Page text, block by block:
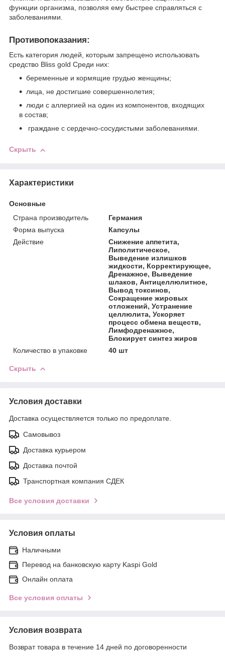
функции организма, позволяя ему быстрее справляться с
заболеваниями.
Противопоказания:
Есть категория людей, которым запрещено использовать
средство Bliss gold Среди них:
беременные и кормящие грудью женщины;
лица, не достигшие совершеннолетия;
люди с аллергией на один из компонентов, входящих
в состав;
граждане с сердечно-сосудистыми заболеваниями.
Скрыть
Характеристики
Основные
Страна производитель
Германия
Форма выпуска
Капсулы
Действие
Снижение аппетита,
Липолитическое,
Выведение излишков
жидкости, Корректирующее,
Дренажное, Выведение
шлаков, Антицеллюлитное,
Вывод токсинов,
Сокращение жировых
отложений, Устранение
целлюлита, Ускоряет
процесс обмена веществ,
Лимфодренажное,
Блокирует синтез жиров
Количество в упаковке
40 шт
Скрыть
Условия доставки
Доставка осуществляется только по предоплате.
Самовывоз
Доставка курьером
Доставка почтой
Транспортная компания СДЕК
Все условия доставки
Условия оплаты
Наличными
Перевод на банковскую карту Kaspi Gold
Онлайн оплата
Все условия оплаты
Условия возврата
Возврат товара в течение 14 дней по договоренности